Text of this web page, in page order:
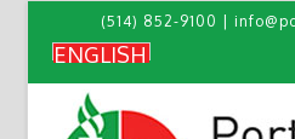
(514) 852-9100
ENGLISH